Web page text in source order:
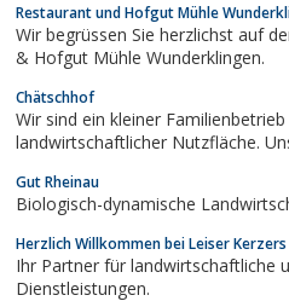
Restaurant und Hofgut Mühle
Wir begrüssen Sie herzlichst auf
& Hofgut Mühle Wunderklingen.
Chätschhof
Wir sind ein kleiner
landwirtschaftlicher Nutzfläche.
Gut Rheinau
Biologisch-dynamische
Herzlich Willkommen bei Leiser
Ihr Partner für landwirtschaftliche
Dienstleistungen.